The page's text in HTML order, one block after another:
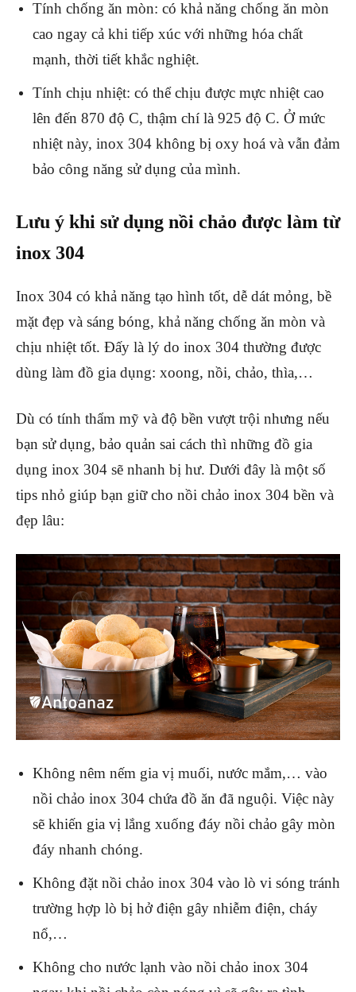
Tính chống ăn mòn: có khả năng chống ăn mòn
cao ngay cả khi tiếp xúc với những hóa chất
mạnh, thời tiết khắc nghiệt.
Tính chịu nhiệt: có thể chịu được mực nhiệt cao
lên đến 870 độ C, thậm chí là 925 độ C. Ở mức
nhiệt này, inox 304 không bị oxy hoá và vẫn đảm
bảo công năng sử dụng của mình.
Lưu ý khi sử dụng nồi chảo được làm từ
inox 304
Inox 304 có khả năng tạo hình tốt, dễ dát mỏng, bề
mặt đẹp và sáng bóng, khả năng chống ăn mòn và
chịu nhiệt tốt. Đấy là lý do inox 304 thường được
dùng làm đồ gia dụng: xoong, nồi, chảo, thìa,…
Dù có tính thẩm mỹ và độ bền vượt trội nhưng nếu
bạn sử dụng, bảo quản sai cách thì những đồ gia
dụng inox 304 sẽ nhanh bị hư. Dưới đây là một số
tips nhỏ giúp bạn giữ cho nồi chảo inox 304 bền và
đẹp lâu:
Không nêm nếm gia vị muối, nước mắm,… vào
nồi chảo inox 304 chứa đồ ăn đã nguội. Việc này
sẽ khiến gia vị lắng xuống đáy nồi chảo gây mòn
đáy nhanh chóng.
Không đặt nồi chảo inox 304 vào lò vi sóng tránh
trường hợp lò bị hở điện gây nhiễm điện, cháy
nổ,…
Không cho nước lạnh vào nồi chảo inox 304